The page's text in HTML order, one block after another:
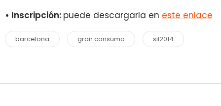
• Inscripción: puede descargarla en este enlace
barcelona gran consumo sil2014